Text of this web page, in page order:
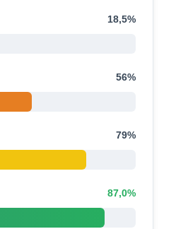
18,5%
56%
79%
87,0%